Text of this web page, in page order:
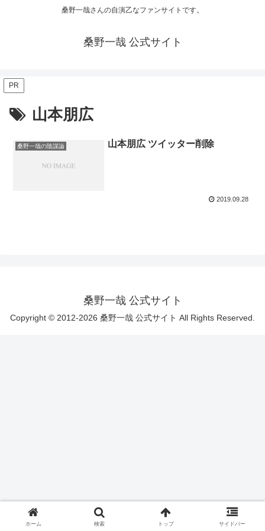
桑野一哉さんの自演乙なファンサイトです。
桑野一哉 公式サイト
PR
山本朋広
桑野一哉の陰謀論 山本朋広 ツイッター削除
2019.09.28
桑野一哉 公式サイト
Copyright © 2012-2026 桑野一哉 公式サイト All Rights Reserved.
ホーム 検索 トップ サイドバー